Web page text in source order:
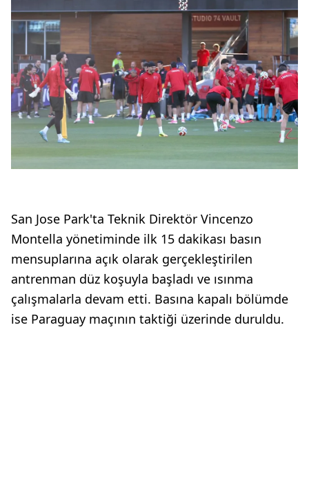
San Jose Park'ta Teknik Direktör Vincenzo
Montella yönetiminde ilk 15 dakikası basın
mensuplarına açık olarak gerçekleştirilen
antrenman düz koşuyla başladı ve ısınma
çalışmalarla devam etti. Basına kapalı bölümde
ise Paraguay maçının taktiği üzerinde duruldu.